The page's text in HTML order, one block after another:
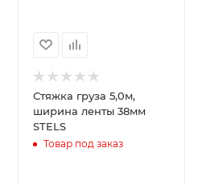
Стяжка груза 5,0м,
ширина ленты 38мм
STELS
Товар под заказ